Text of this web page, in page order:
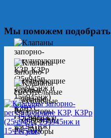
Мы поможем подобрать